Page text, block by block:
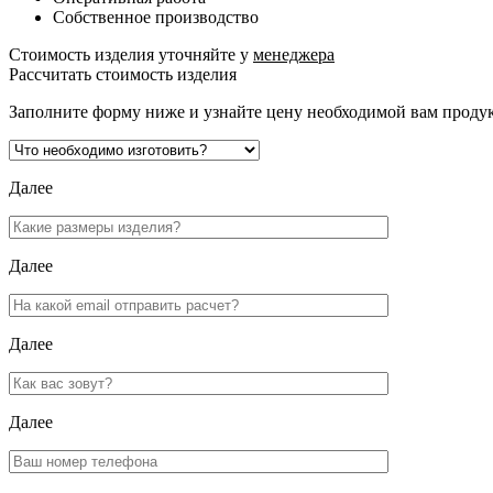
Собственное производство
Стоимость изделия уточняйте у менеджера
Рассчитать стоимость изделия
Заполните форму ниже и узнайте цену необходимой вам
Далее
Далее
Далее
Далее